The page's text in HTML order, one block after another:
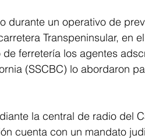
durante un operativo de
Transpeninsular, en
ferretería los agentes
(SSCBC) lo abordaron
la central de radio del
cuenta con un mandato